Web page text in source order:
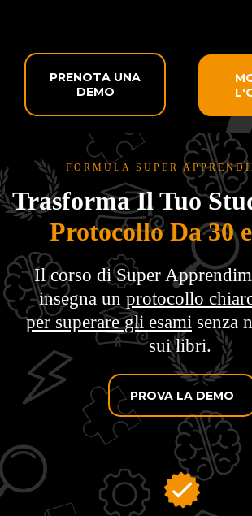
PRENOTA UNA
DEMO
FORMULA SUPER
Trasforma Il Tuo
Protocollo Da 30
Il corso di Super
insegna un protocollo
per superare gli esami senza
sui libri.
PROVA LA DEMO